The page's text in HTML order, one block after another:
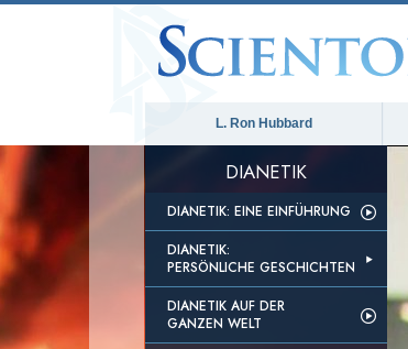
L. Ron Hubbard
DIANETIK
DIANETIK: EINE EINFÜHRUNG
DIANETIK:
PERSÖNLICHE GESCHICHTEN
DIANETIK AUF DER
GANZEN WELT